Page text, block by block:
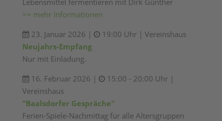
Lebensmittel fermentieren mit Dirk Günther
>> mehr Informationen
23. Januar 2026 |
19:00 Uhr | Vereinshaus
Neujahrs-Empfang
Nur mit Einladung.
16. Februar 2026 |
15:00 - 20:00 Uhr |
Vereinshaus
"Baalsdorfer Gespräche"
Ferien-Spiele-Nachmittag für alle Altersgruppen